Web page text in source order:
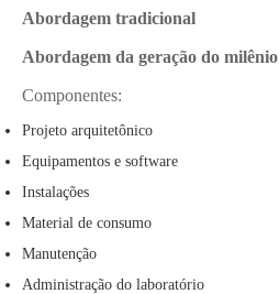
Abordagem tradicional
Abordagem da geração do milênio
Componentes:
Projeto arquitetônico
Equipamentos e software
Instalações
Material de consumo
Manutenção
Administração do laboratório